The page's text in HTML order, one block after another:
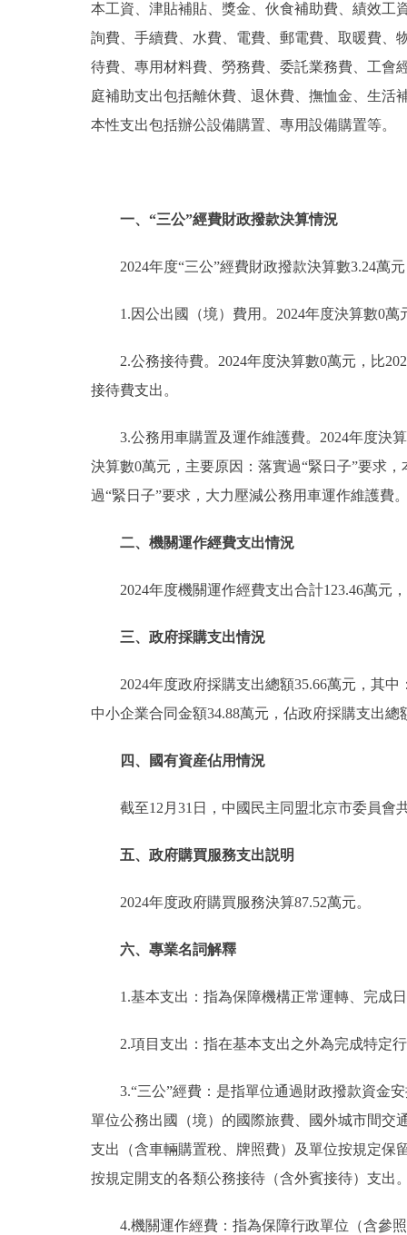
本工資、津貼補貼、獎金、伙食補助費、績效工
詢費、手續費、水費、電費、郵電費、取暖費、
待費、專用材料費、勞務費、委託業務費、工會
庭補助支出包括離休費、退休費、撫恤金、生活
本性支出包括辦公設備購置、專用設備購置等。
一、“三公”經費財政撥款決算情況
2024年度“三公”經費財政撥款決算數3.24萬
1.因公出國（境）費用。2024年度決算數0
2.公務接待費。2024年度決算數0萬元，比
接待費支出。
3.公務用車購置及運作維護費。2024年度決
決算數0萬元，主要原因：落實過“緊日子”要求
過“緊日子”要求，大力壓減公務用車運作維護費
二、機關運作經費支出情況
2024年度機關運作經費支出合計123.46萬元
三、政府採購支出情況
2024年度政府採購支出總額35.66萬元，其
中小企業合同金額34.88萬元，佔政府採購支出
四、國有資産佔用情況
截至12月31日，中國民主同盟北京市委員會
五、政府購買服務支出説明
2024年度政府購買服務決算87.52萬元。
六、專業名詞解釋
1.基本支出：指為保障機構正常運轉、完成
2.項目支出：指在基本支出之外為完成特定
3.“三公”經費：是指單位通過財政撥款資金
單位公務出國（境）的國際旅費、國外城市間交
支出（含車輛購置稅、牌照費）及單位按規定保
按規定開支的各類公務接待（含外賓接待）支出
4.機關運作經費：指為保障行政單位（含參